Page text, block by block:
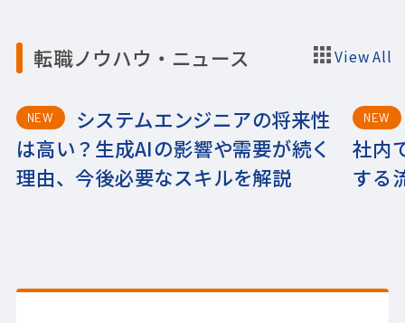
転職ノウハウ・ニュース View All
NEW
システムエンジニアの将来性
は高い？生成AIの影響や需要が続く
理由、今後必要なスキルを解説
NEW
社内
する